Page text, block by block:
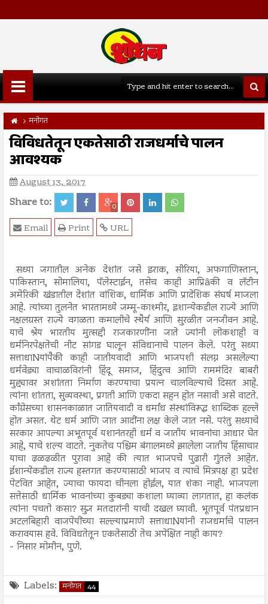
मनोगत
विविधतेतून एकतेसाठी राजधर्माचे पालन
आवश्यक
August 13, 2017
Share to: 0
URL
Print
Email
सध्या जगातील अनेक देशांत जसे इराक, सीरिया, अफगाणिस्तान,
पाकिस्तान, सोमालिया, पॅलेस्टाईन, तसेच काही आप्रिâकी व लॅटीन
अमेरिकी खंडातील देशांत वांशिक, धार्मिक आणि प्रादेशिक संघर्ष माजला
आहे. त्यांच्या तुलनेत भारतामध्ये जम्मू-काश्मीर, इशान्येकडील राज्ये आणि
नक्षलग्रस्त राज्ये वगळता कमालीचे स्थैर्य आणि सुरळीत जनजीवन आहे.
याचे श्रेय भारतीय मुत्सद्दी राजकारणींना जाते ज्यांनी लोकशाही व
धर्मनिरपेक्षतेची नीट सांगड घालून संविधानाचे पालन केले. परंतु सध्या
सत्ताधाNयांपैकी काही जातीयवादी आणि भाजपशी संलग्न असलेल्या
धर्मवेड्या वाचाळविरांनी हिंदू समाज, हिंदुत्व आणि राममंदिर बाबरी
मुद्द्यावर अशांतता निर्माण करण्याचा प्रयत्न चालविल्याचे दिसत आहे.
त्यांना शांतता, सुव्यवस्था, प्रगती आणि एकदा सहन होत नसावी असे वाटते.
काँग्रेसच्या शासनकाळात जातियवादी व धर्मांध संस्थांविरूद्ध शाब्दिक हल्ले
होत असत. थेट धर्म आणि जात आदींना लक्ष केले जात नसे. परंतु सध्याचे
सरकार आपल्या अभूतपूर्व यशानंतरही धर्म व जातीय भावनांचा आधार घेत
आहे, याचे शल्य वाटते. नुकतेच पश्चिम बंगालमध्ये झालेला जातीय हिंसाचार
याचा ढळढळीत पुरावा आहे की त्यात भाजपचे पुढारी गुंतले आहेत.
ईशान्येकडील राज्य हस्तगत करण्यासाठी भाजप व त्याचे मित्रपक्ष हा प्रदेश
पेटवित आहेत, ज्याचा फायदा चीनला होईल, यात शंका नाही. भाजपला
सत्तेसाठी धार्मिक भावनांच्या कुबड्या कशाला घ्याव्या लागतात, हा कलंक
त्यांना पचतो कसा? सुज्ञ मतदारांनी याची दखल घ्यावी. भूतपूर्व पंतप्रधान
अटलबिहारी वाजपेयींच्या सल्ल्याप्रमाणे सत्ताधाNयांनी राजधर्माचे पालन
करावयास हवे. विविधतेतून एकतेसाठी तेच अपेक्षित नाही काय?
- निसार मोमीन, पुणे.
Labels: मनोगत 44